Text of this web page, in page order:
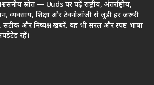
स्रोत — Uuds पर पढ़ें राष्ट्रीय, अंतर्राष्ट्रीय,
व्यवसाय, शिक्षा और टेक्नोलॉजी से जुड़ी हर जरूरी
और निष्पक्ष खबरें, वह भी सरल और स्पष्ट भाषा
रहें।